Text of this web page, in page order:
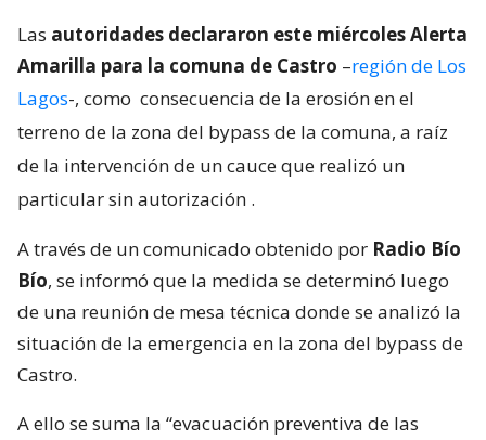
Las autoridades declararon este miércoles Alerta
Amarilla para la comuna de Castro –región de Los
Lagos-, como consecuencia de la erosión en el
terreno de la zona del bypass de la comuna, a raíz
de la intervención de un cauce que realizó un
particular sin autorización .
A través de un comunicado obtenido por Radio Bío
Bío, se informó que la medida se determinó luego
de una reunión de mesa técnica donde se analizó la
situación de la emergencia en la zona del bypass de
Castro.
A ello se suma la “evacuación preventiva de las